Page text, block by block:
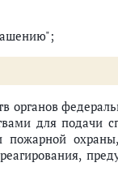
органов
для подачи
пожарной